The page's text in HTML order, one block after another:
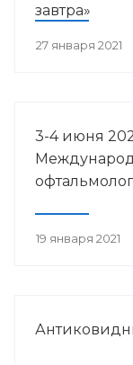
завтра»
27 января 2021
3-4 июня
19 января 2021